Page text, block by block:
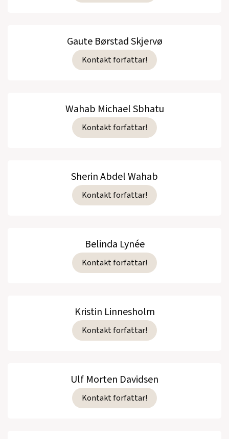
Gaute Børstad Skjervø
Kontakt forfattar!
Wahab Michael Sbhatu
Kontakt forfattar!
Sherin Abdel Wahab
Kontakt forfattar!
Belinda Lynée
Kontakt forfattar!
Kristin Linnesholm
Kontakt forfattar!
Ulf Morten Davidsen
Kontakt forfattar!